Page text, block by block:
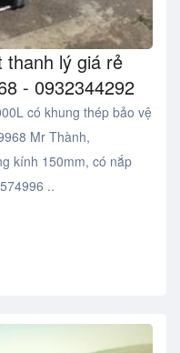
thanh lý giá rẻ
- 0932344292
có khung thép bảo vệ
Mr Thành,
kính 150mm, có nắp
..